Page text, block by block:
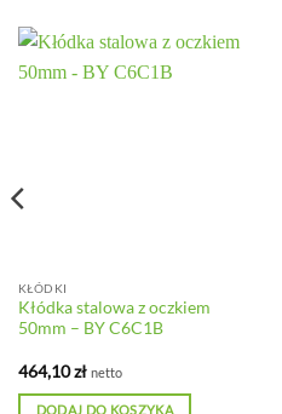
KŁÓDKI
Kłódka stalowa z oczkiem
50mm – BY C6C1B
464,10zł netto
DODAJ DO KOSZYKA